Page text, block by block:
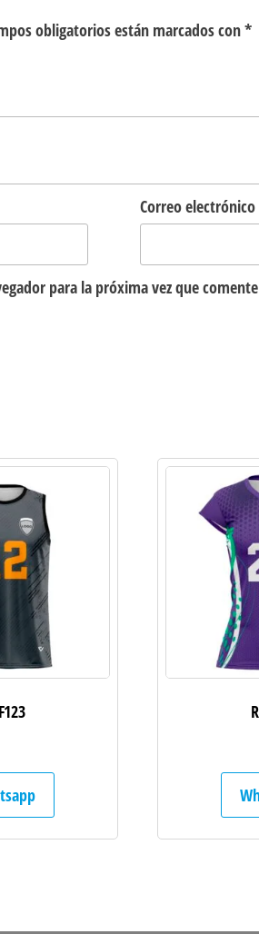
obligatorios están marcados con*
Correo electrónico
para la próxima vez que